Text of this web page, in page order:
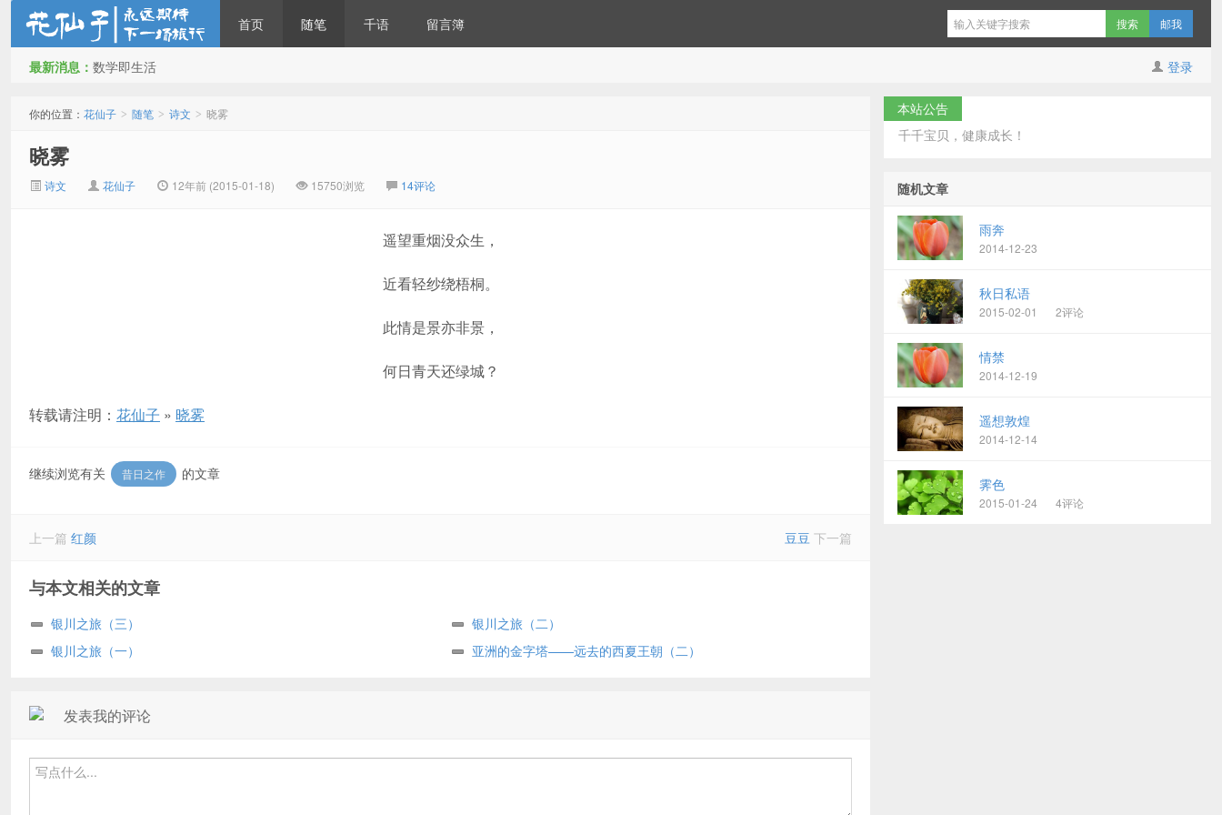
首页 随笔 千语 留言簿 邮我
登录
最新消息： 数学即生活
你的位置： 花仙子 > 随笔 > 诗文 > 晓雾
晓雾
诗文 花仙子 12年前 (2015-01-18) 15750浏览 14评论
遥望重烟没众生，
近看轻纱绕梧桐。
此情是景亦非景，
何日青天还绿城？
转载请注明： 花仙子 » 晓雾
继续浏览有关 昔日之作 的文章
上一篇 红颜 豆豆 下一篇
与本文相关的文章
银川之旅（三）
银川之旅（二）
银川之旅（一）
亚洲的金字塔——远去的西夏王朝（二）
发表我的评论
本站公告
千千宝贝，健康成长！
随机文章
雨奔
2014-12-23
秋日私语
2015-02-01 2评论
情禁
2014-12-19
遥想敦煌
2014-12-14
霁色
2015-01-24 4评论